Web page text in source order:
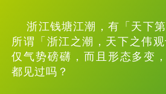
浙江钱塘江潮，有「天下第
所谓「浙江之潮，天下之伟
仅气势磅礴，而且形态多变
都见过吗？